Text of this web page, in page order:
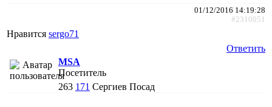
01/12/2016 14:19:28
#2310051
Нравится sergo71
Ответить
MSA
Посетитель
263 171 Сергиев Посад